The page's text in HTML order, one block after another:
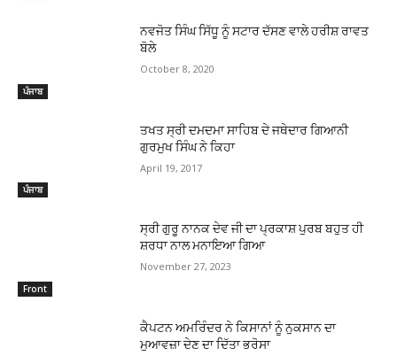
ਪੰਜਾਬ
ਨਵਜੋਤ ਸਿੰਘ ਸਿੱਧੂ ਨੂੰ ਸਟਾਰ ਦੱਸਣ ਵਾਲੇ ਹਰੀਸ਼ ਰਾਵਤ
ਬੋਲੇ
October 8, 2020
ਪੰਜਾਬ
ਤਖਤ ਸ੍ਰੀ ਦਮਦਮਾ ਸਾਹਿਬ ਦੇ ਜਥੇਦਾਰ ਗਿਆਨੀ
ਗੁਰਮੁਖ ਸਿੰਘ ਨੇ ਕਿਹਾ
April 19, 2017
Front
ਸ੍ਰੀ ਗੁਰੂ ਨਾਨਕ ਦੇਵ ਜੀ ਦਾ ਪ੍ਰਕਾਸ਼ ਪੁਰਬ ਬਹੁਤ ਹੀ
ਸ਼ਰਧਾ ਨਾਲ ਮਨਾਇਆ ਗਿਆ
November 27, 2023
ਕੈਪਟਨ ਅਮਰਿੰਦਰ ਨੇ ਕਿਸਾਨਾਂ ਨੂੰ ਨੁਕਸਾਨ ਦਾ
ਮੁਆਵਜ਼ਾ ਦੇਣ ਦਾ ਦਿੱਤਾ ਭਰੋਸਾ